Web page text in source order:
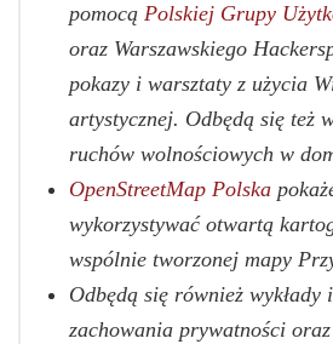
pomocą Polskiej Grupy
oraz Warszawskiego
pokazy i warsztaty z użycia
artystycznej. Odbędą się też
ruchów wolnościowych w
OpenStreetMap Polska
wykorzystywać otwartą
wspólnie tworzonej mapy
Odbędą się również
zachowania prywatności